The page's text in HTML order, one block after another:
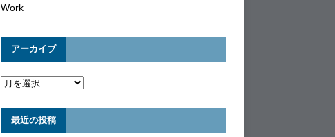
Work
アーカイブ
最近の投稿